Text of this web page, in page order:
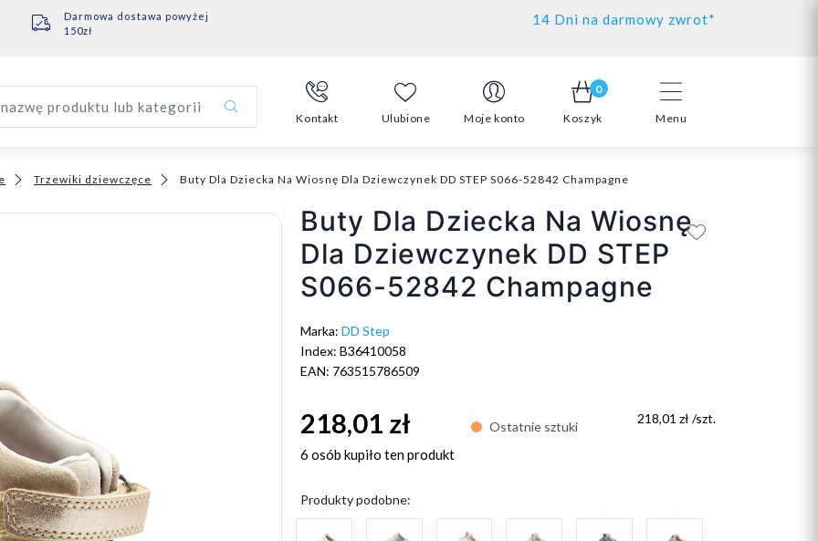
Darmowa dostawa powyżej
150zł
14 Dni na darmowy zwrot*
Menu
produktu lub kategorii
Kontakt Ulubione Moje konto
0
Koszyk
Trzewiki dziewczęce Buty Dla Dziecka Na Wiosnę Dla Dziewczynek DD STEP S066-52842 Champagne
Buty Dla Dziecka Na Wiosnę
Dla Dziewczynek DD STEP
S066-52842 Champagne
Marka: DD Step
Index: B36410058
EAN: 763515786509
218,01 zł Ostatnie sztuki
218,01 zł /szt.
6 osób kupiło ten produkt
Produkty podobne: